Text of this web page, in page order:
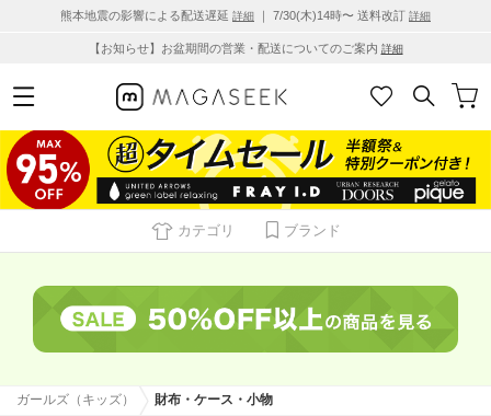
熊本地震の影響による配送遅延 詳細 ｜ 7/30(木)14時〜 送料改訂 詳細
【お知らせ】お盆期間の営業・配送についてのご案内 詳細
カテゴリ ブランド
ガールズ（キッズ） 財布・ケース・小物